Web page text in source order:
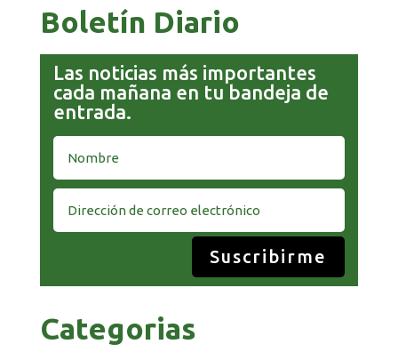
Boletín Diario
Las noticias más importantes
cada mañana en tu bandeja de
entrada.
Suscribirme
Categorias